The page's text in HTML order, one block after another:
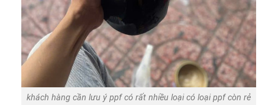
khách hàng cần lưu ý ppf có rất nhiều loại có loại ppf còn rẻ